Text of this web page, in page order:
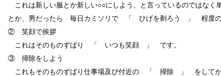
これは新しい服とか新しい○○にしよう、と言っているのでは
とか、男だったら 毎日カミソリで 「 ひげを剃ろう 」 程度の
② 笑顔で挨拶
これはそのものずばり 「 いつも笑顔 」 です。
③ 掃除をしよう
これもそのものずばり仕事場及び付近の 「 掃除 」 をしてか